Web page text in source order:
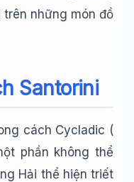
những món đồ
Santorini
cách Cycladic (
phần không thể
Hải thể hiện triết
chào!
Hãy hỏi tôi bất kỳ điều gì
trên Wiki!